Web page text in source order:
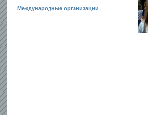
Международные организации